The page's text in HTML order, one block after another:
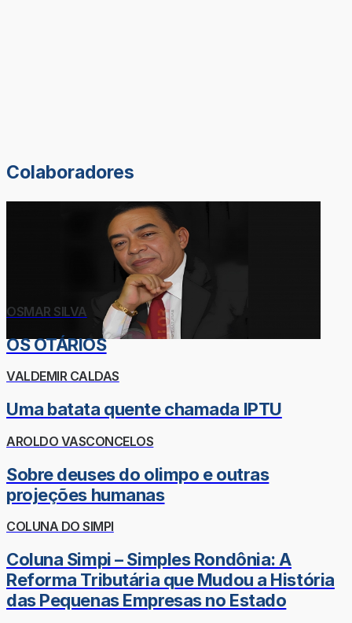
Colaboradores
OSMAR SILVA
OS OTÁRIOS
VALDEMIR CALDAS
Uma batata quente chamada IPTU
AROLDO VASCONCELOS
Sobre deuses do olimpo e outras
projeções humanas
COLUNA DO SIMPI
Coluna Simpi – Simples Rondônia: A
Reforma Tributária que Mudou a História
das Pequenas Empresas no Estado